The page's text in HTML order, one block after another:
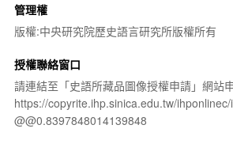
管理權
版權:中央研究院歷史語言研究所版權所有
授權聯絡窗口
請連結至「史語所藏品圖像授權申請」網站
https://copyrite.ihp.sinica.edu.tw/
@@0.8397848014139848